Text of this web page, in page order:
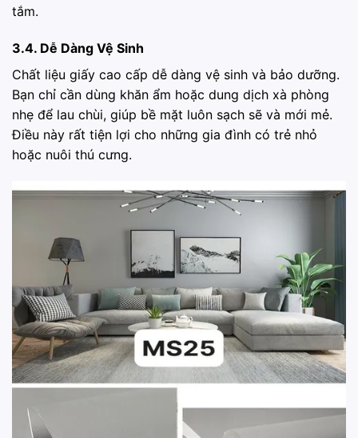
tắm.
3.4. Dễ Dàng Vệ Sinh
Chất liệu giấy cao cấp dễ dàng vệ sinh và bảo dưỡng.
Bạn chỉ cần dùng khăn ẩm hoặc dung dịch xà phòng
nhẹ để lau chùi, giúp bề mặt luôn sạch sẽ và mới mẻ.
Điều này rất tiện lợi cho những gia đình có trẻ nhỏ
hoặc nuôi thú cưng.